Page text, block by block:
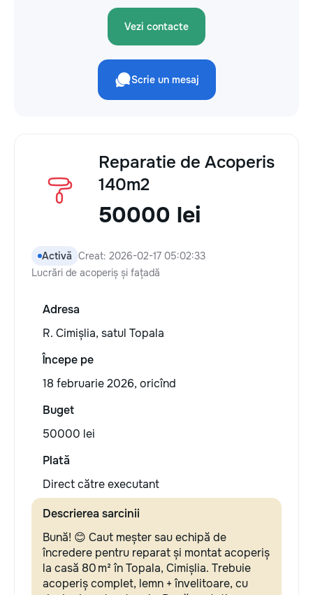
Vezi contacte
Scrie un mesaj
Reparatie de Acoperis
140m2
50000 lei
Activă Creat: 2026-02-17 05:02:33
Lucrări de acoperiș și fațadă
Adresa
R. Cimișlia, satul Topala
Începe pe
18 februarie 2026, oricînd
Buget
50000 lei
Plată
Direct către executant
Descrierea sarcinii
Bună! 😊 Caut meșter sau echipă de
încredere pentru reparat și montat acoperiș
la casă 80 m² în Topala, Cimișlia. Trebuie
acoperiș complet, lemn + învelitoare, cu